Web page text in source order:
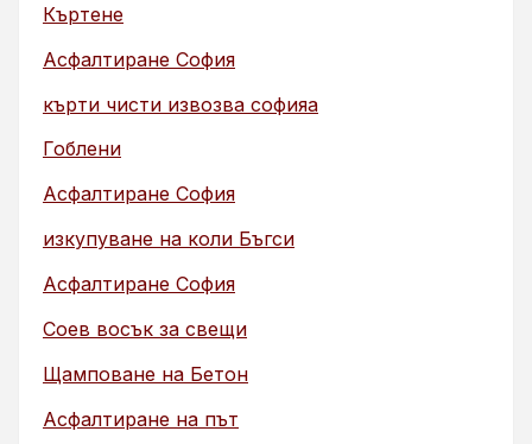
Къртене
Асфалтиране София
кърти чисти извозва софияа
Гоблени
Асфалтиране София
изкупуване на коли Бъгси
Асфалтиране София
Соев восък за свещи
Щамповане на Бетон
Асфалтиране на път